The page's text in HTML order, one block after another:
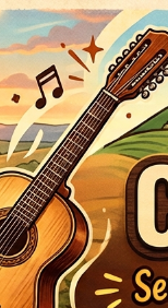
A